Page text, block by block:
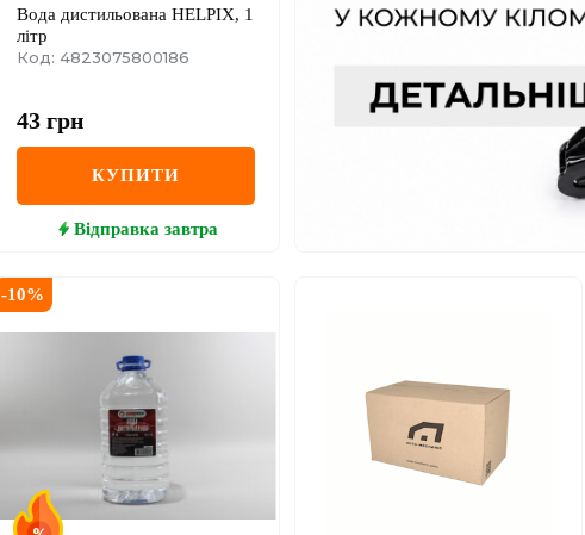
Вода дистильована HELPIX, 1
літр
Код: 4823075800186
43 грн
КУПИТИ
Відправка завтра
-10%